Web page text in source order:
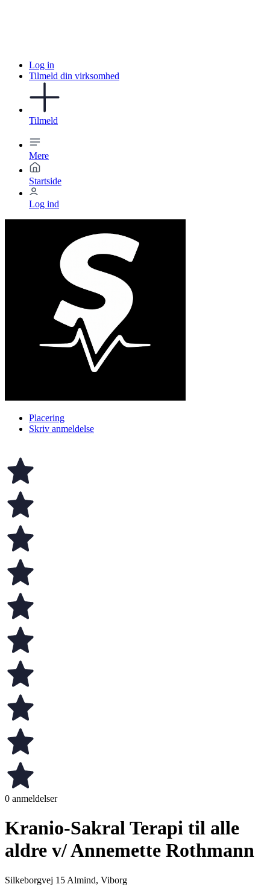
Log in
Tilmeld din virksomhed
Tilmeld
Mere
Startside
Log ind
Placering
Skriv anmeldelse
0 anmeldelser
Kranio-Sakral Terapi til alle
aldre v/ Annemette Rothmann
Silkeborgvej 15 Almind, Viborg